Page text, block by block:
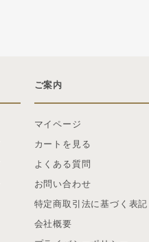
ご案内
マイページ
カートを見る
よくある質問
お問い合わせ
特定商取引法に基づく表記
会社概要